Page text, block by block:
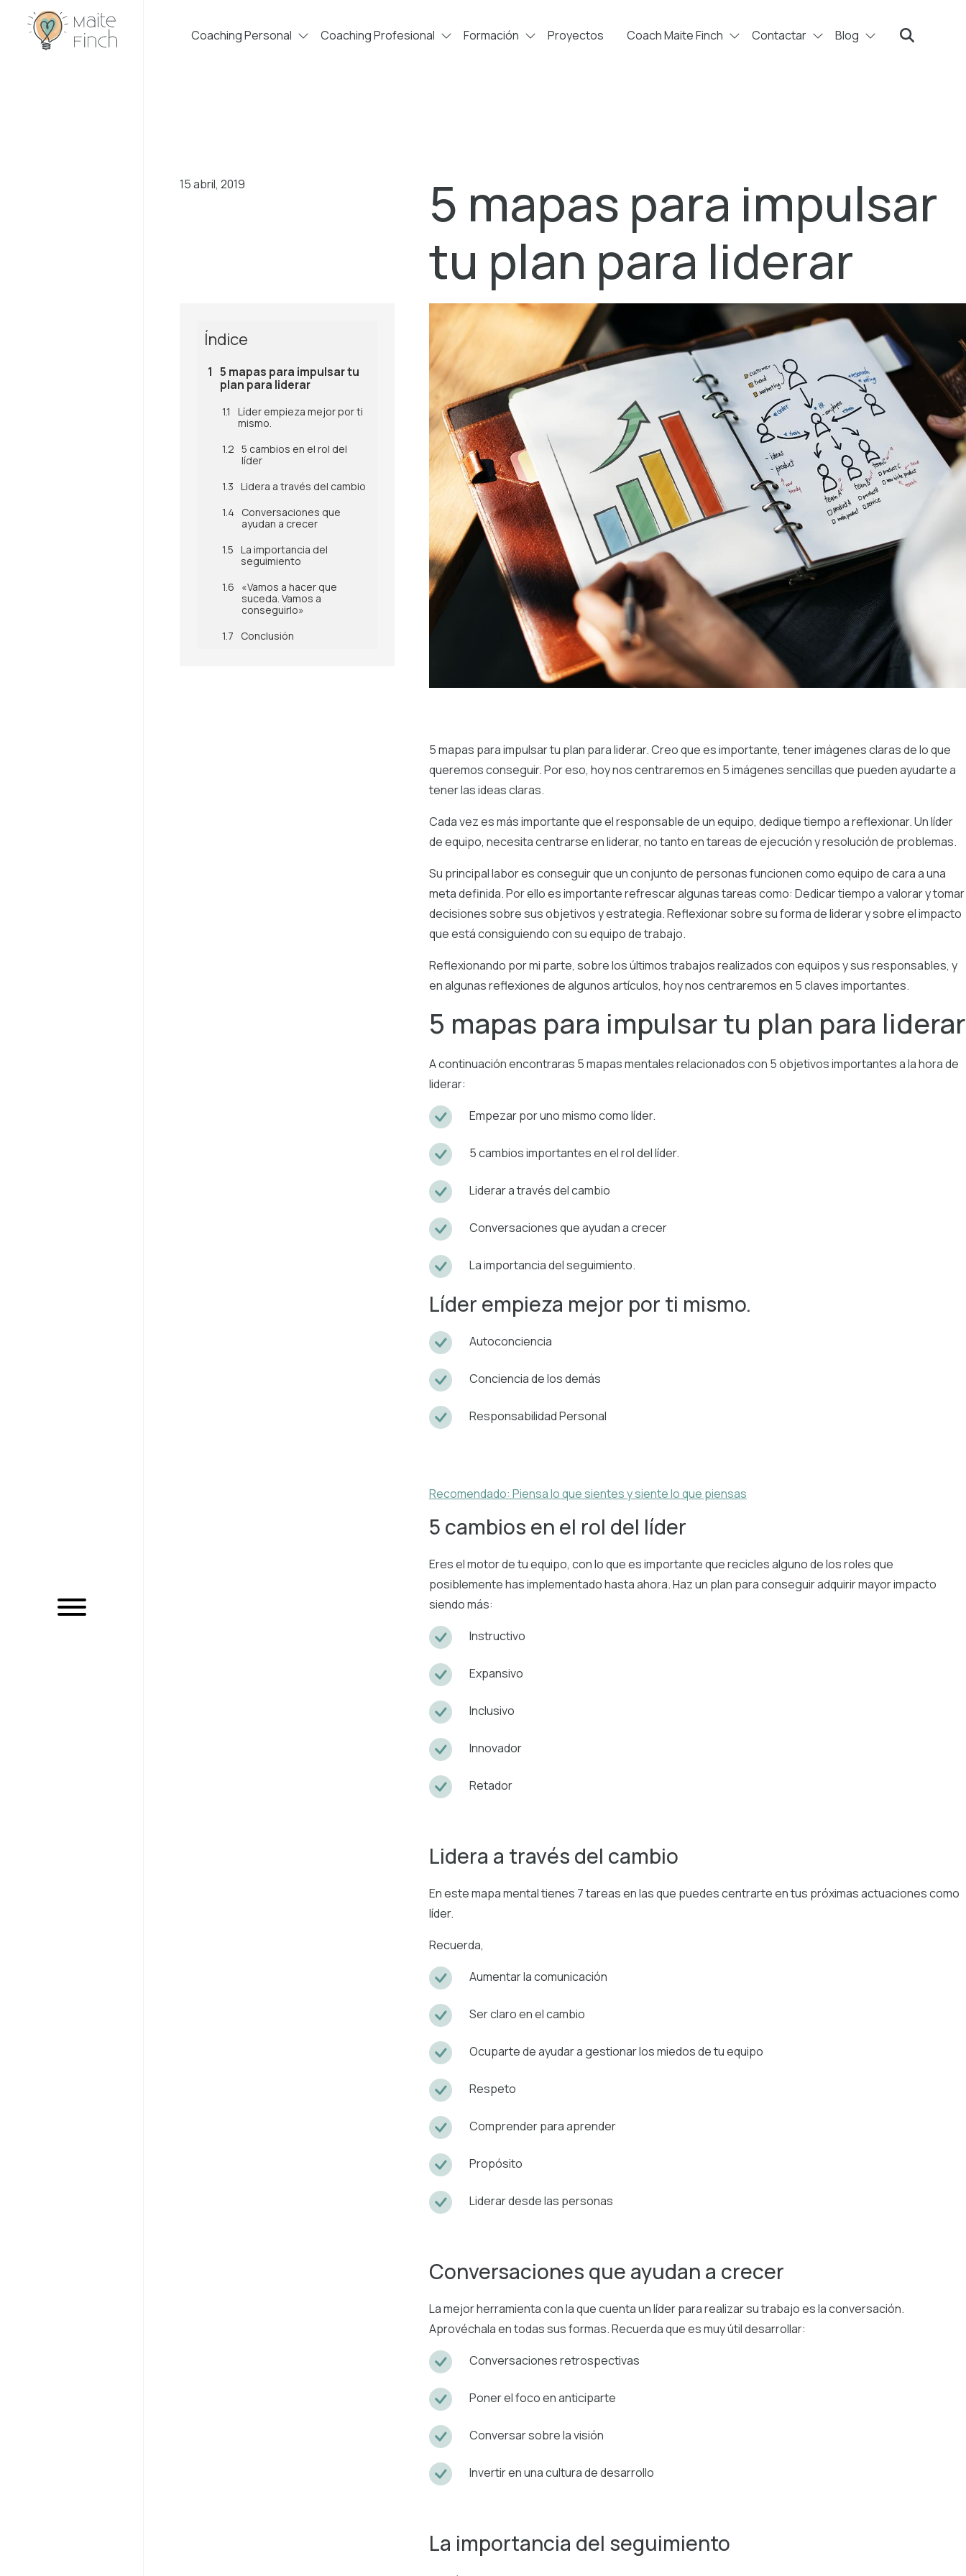
Coaching Personal Coaching Profesional Formación Proyectos Coach Maite Finch Contactar Blog
Search
15 abril, 2019
5 mapas para impulsar
tu plan para liderar
Índice
5 mapas para impulsar tu
plan para liderar
Líder empieza mejor por ti
mismo.
5 cambios en el rol del
líder
Lidera a través del cambio
Conversaciones que
ayudan a crecer
La importancia del
seguimiento
«Vamos a hacer que
suceda. Vamos a
conseguirlo»
Conclusión
5 mapas para impulsar tu plan para liderar. Creo que es importante, tener imágenes claras de lo que
queremos conseguir. Por eso, hoy nos centraremos en 5 imágenes sencillas que pueden ayudarte a
tener las ideas claras.
Cada vez es más importante que el responsable de un equipo, dedique tiempo a reflexionar. Un líder
de equipo, necesita centrarse en liderar, no tanto en tareas de ejecución y resolución de problemas.
Su principal labor es conseguir que un conjunto de personas funcionen como equipo de cara a una
meta definida. Por ello es importante refrescar algunas tareas como: Dedicar tiempo a valorar y tomar
decisiones sobre sus objetivos y estrategia. Reflexionar sobre su forma de liderar y sobre el impacto
que está consiguiendo con su equipo de trabajo.
Reflexionando por mi parte, sobre los últimos trabajos realizados con equipos y sus responsables, y
en algunas reflexiones de algunos artículos, hoy nos centraremos en 5 claves importantes.
5 mapas para impulsar tu plan para liderar
A continuación encontraras 5 mapas mentales relacionados con 5 objetivos importantes a la hora de
liderar:
Empezar por uno mismo como líder.
5 cambios importantes en el rol del líder.
Liderar a través del cambio
Conversaciones que ayudan a crecer
La importancia del seguimiento.
Líder empieza mejor por ti mismo.
Autoconciencia
Conciencia de los demás
Responsabilidad Personal
Recomendado: Piensa lo que sientes y siente lo que piensas
5 cambios en el rol del líder
Eres el motor de tu equipo, con lo que es importante que recicles alguno de los roles que
posiblemente has implementado hasta ahora. Haz un plan para conseguir adquirir mayor impacto
siendo más:
Instructivo
Expansivo
Inclusivo
Innovador
Retador
Lidera a través del cambio
En este mapa mental tienes 7 tareas en las que puedes centrarte en tus próximas actuaciones como
líder.
Recuerda,
Aumentar la comunicación
Ser claro en el cambio
Ocuparte de ayudar a gestionar los miedos de tu equipo
Respeto
Comprender para aprender
Propósito
Liderar desde las personas
Conversaciones que ayudan a crecer
La mejor herramienta con la que cuenta un líder para realizar su trabajo es la conversación.
Aprovéchala en todas sus formas. Recuerda que es muy útil desarrollar:
Conversaciones retrospectivas
Poner el foco en anticiparte
Conversar sobre la visión
Invertir en una cultura de desarrollo
La importancia del seguimiento